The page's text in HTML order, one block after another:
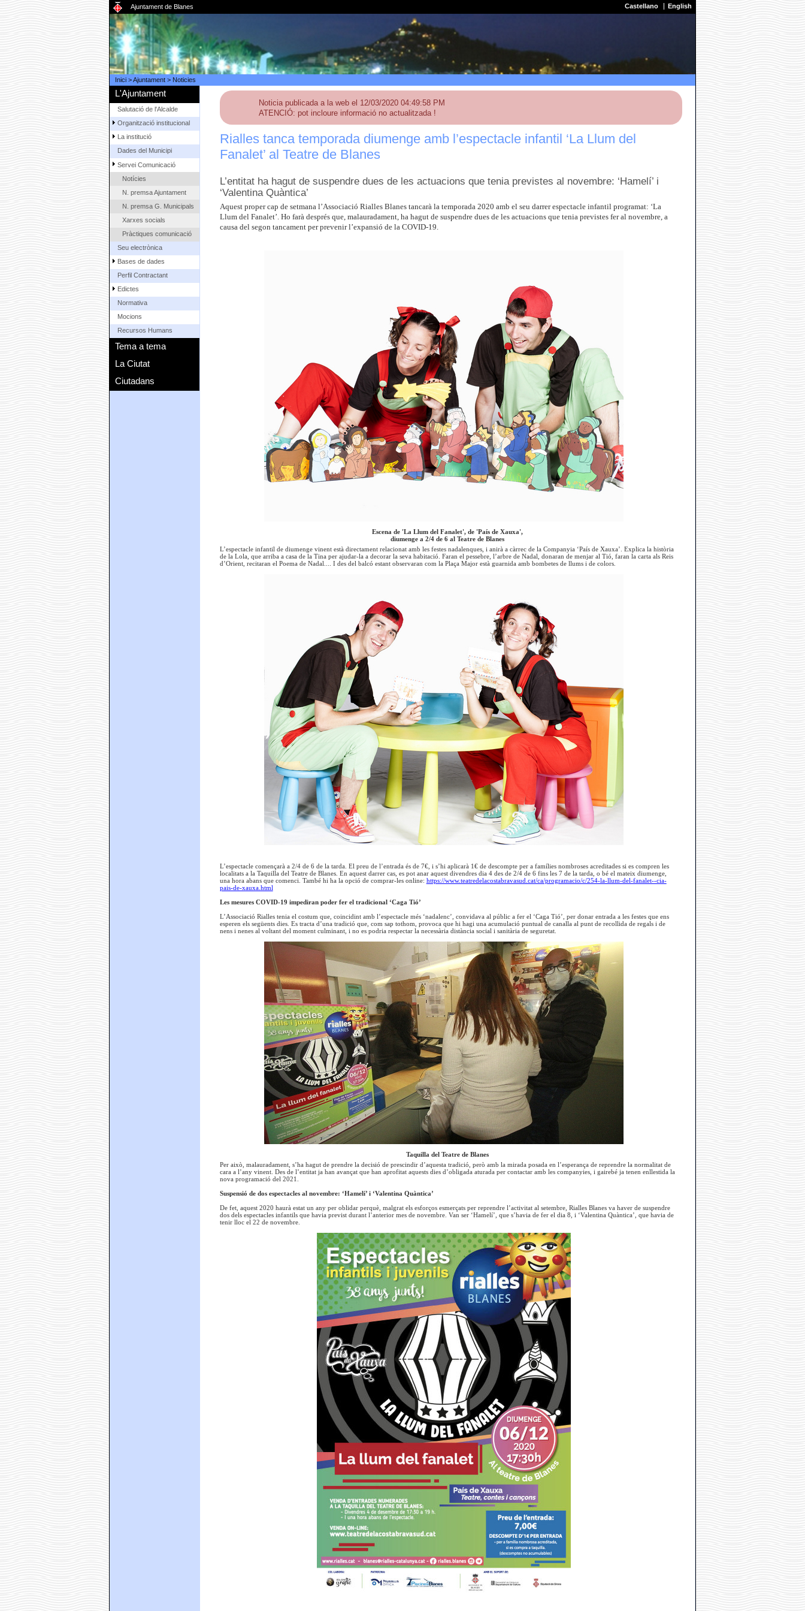
Ajuntament de Blanes Castellano English
Inici>Ajuntament> Noticies
L'Ajuntament
Salutació de l'Alcalde
Organització institucional
La institució
Dades del Municipi
Servei Comunicació
Notícies
N. premsa Ajuntament
N. premsa G. Municipals
Xarxes socials
Pràctiques comunicació
Seu electrònica
Bases de dades
Perfil Contractant
Edictes
Normativa
Mocions
Recursos Humans
Tema a tema
La Ciutat
Ciutadans
Noticia publicada a la web el 12/03/2020 04:49:58 PM
ATENCIÓ: pot incloure informació no actualitzada !
Rialles tanca temporada diumenge amb l’espectacle infantil ‘La Llum del
Fanalet’ al Teatre de Blanes
L’entitat ha hagut de suspendre dues de les actuacions que tenia previstes al novembre: ‘Hamelí’ i
‘Valentina Quàntica’
Aquest proper cap de setmana l’Associació Rialles Blanes tancarà la temporada 2020 amb el seu darrer espectacle infantil programat: ‘La
Llum del Fanalet’. Ho farà després que, malauradament, ha hagut de suspendre dues de les actuacions que tenia previstes fer al novembre, a
causa del segon tancament per prevenir l’expansió de la COVID-19.
Escena de 'La Llum del Fanalet', de 'País de Xauxa',
diumenge a 2/4 de 6 al Teatre de Blanes
L’espectacle infantil de diumenge vinent està directament relacionat amb les festes nadalenques, i anirà a càrrec de la Companyia ‘País de Xauxa’. Explica la història
de la Lola, que arriba a casa de la Tina per ajudar-la a decorar la seva habitació. Faran el pessebre, l’arbre de Nadal, donaran de menjar al Tió, faran la carta als Reis
d’Orient, recitaran el Poema de Nadal.... I des del balcó estant observaran com la Plaça Major està guarnida amb bombetes de llums i de colors.
L’espectacle començarà a 2/4 de 6 de la tarda. El preu de l’entrada és de 7€, i s’hi aplicarà 1€ de descompte per a famílies nombroses acreditades si es compren les
localitats a la Taquilla del Teatre de Blanes. En aquest darrer cas, es pot anar aquest divendres dia 4 des de 2/4 de 6 fins les 7 de la tarda, o bé el mateix diumenge,
una hora abans que comenci. També hi ha la opció de comprar-les online: https://www.teatredelacostabravasud.cat/ca/programacio/c/254-la-llum-del-fanalet--cia-
pais-de-xauxa.html
Les mesures COVID-19 impediran poder fer el tradicional ‘Caga Tió’
L’Associació Rialles tenia el costum que, coincidint amb l’espectacle més ‘nadalenc’, convidava al públic a fer el ‘Caga Tió’, per donar entrada a les festes que ens
esperen els següents dies. Es tracta d’una tradició que, com sap tothom, provoca que hi hagi una acumulació puntual de canalla al punt de recollida de regals i de
nens i nenes al voltant del moment culminant, i no es podria respectar la necessària distància social i sanitària de seguretat.
Taquilla del Teatre de Blanes
Per això, malauradament, s’ha hagut de prendre la decisió de prescindir d’aquesta tradició, però amb la mirada posada en l’esperança de reprendre la normalitat de
cara a l’any vinent. Des de l’entitat ja han avançat que han aprofitat aquests dies d’obligada aturada per contactar amb les companyies, i gairebé ja tenen enllestida la
nova programació del 2021.
Suspensió de dos espectacles al novembre: ‘Hamelí’ i ‘Valentina Quàntica’
De fet, aquest 2020 haurà estat un any per oblidar perquè, malgrat els esforços esmerçats per reprendre l’activitat al setembre, Rialles Blanes va haver de suspendre
dos dels espectacles infantils que havia previst durant l’anterior mes de novembre. Van ser ‘Hamelí’, que s’havia de fer el dia 8, i ‘Valentina Quàntica’, que havia de
tenir lloc el 22 de novembre.